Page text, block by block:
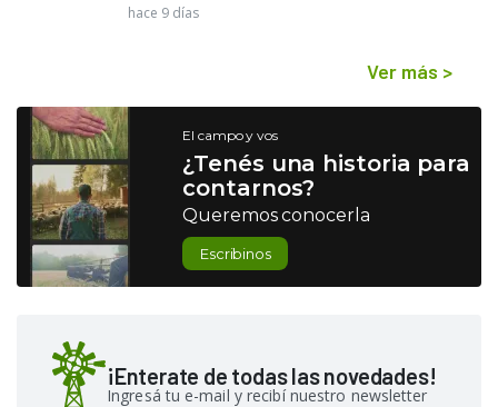
hace 9 días
Ver más >
El campo y vos
¿Tenés una historia para
contarnos?
Queremos conocerla
Escribinos
¡Enterate de todas las novedades!
Ingresá tu e-mail y recibí nuestro newsletter